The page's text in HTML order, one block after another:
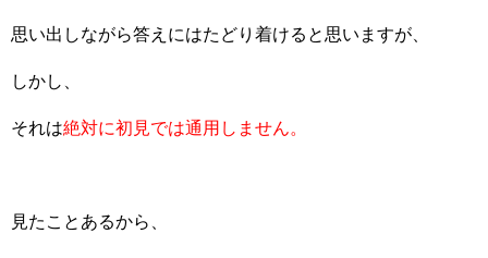
思い出しながら答えにはたどり着けると思いますが、
しかし、
それは絶対に初見では通用しません。
見たことあるから、